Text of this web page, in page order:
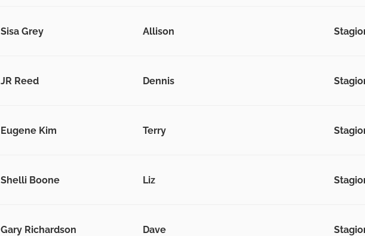
Sisa Grey Allison
JR Reed Dennis
Eugene Kim Terry
Shelli Boone Liz
Gary Richardson Dave